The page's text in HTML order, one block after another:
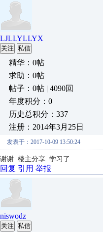
LJLLYLLYX
关注 私信
精华：0帖
求助：0帖
帖子：0帖 | 4090回
年度积分：0
历史总积分：337
注册：2014年3月25日
发表于：2017-10-09 13:50:24
谢谢 楼主分享 学习了
回复 引用 举报
niswodz
关注 私信